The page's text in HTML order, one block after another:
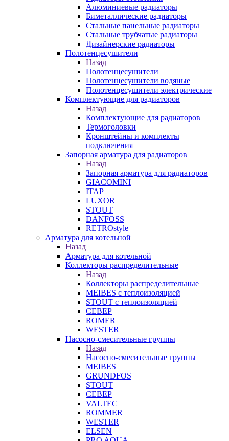
Алюминиевые радиаторы
Биметаллические радиаторы
Стальные панельные радиаторы
Стальные трубчатые радиаторы
Дизайнерские радиаторы
Полотенцесушители
Назад
Полотенцесушители
Полотенцесушители водяные
Полотенцесушители электрические
Комплектующие для радиаторов
Назад
Комплектующие для радиаторов
Термоголовки
Кронштейны и комплекты
подключения
Запорная арматура для радиаторов
Назад
Запорная арматура для радиаторов
GIACOMINI
ITAP
LUXOR
STOUT
DANFOSS
RETROstyle
Арматура для котельной
Назад
Арматура для котельной
Коллекторы распределительные
Назад
Коллекторы распределительные
MEIBES с теплоизоляцией
STOUT с теплоизоляцией
СЕВЕР
ROMER
WESTER
Насосно-смесительные группы
Назад
Насосно-смесительные группы
MEIBES
GRUNDFOS
STOUT
СЕВЕР
VALTEC
ROMMER
WESTER
ELSEN